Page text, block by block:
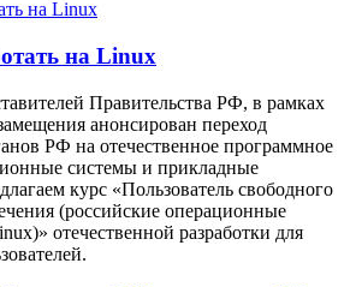
на Linux
Правительства РФ, в рамках
анонсирован переход
РФ на отечественное программное
системы и прикладные
курс «Пользователь свободного
(российские операционные
отечественной разработки для